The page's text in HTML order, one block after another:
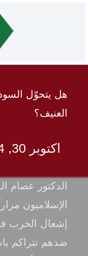
إلى بؤرة
الدين عباس
وتكراراً إنكار
في السودان، لكن
باستمرار. حتى